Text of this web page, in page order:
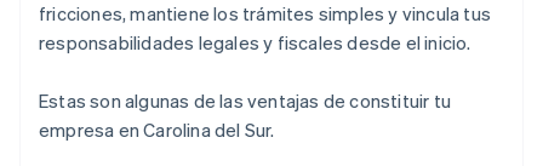
fricciones, mantiene los trámites simples y vincula tus
responsabilidades legales y fiscales desde el inicio.
Estas son algunas de las ventajas de constituir tu
empresa en Carolina del Sur.